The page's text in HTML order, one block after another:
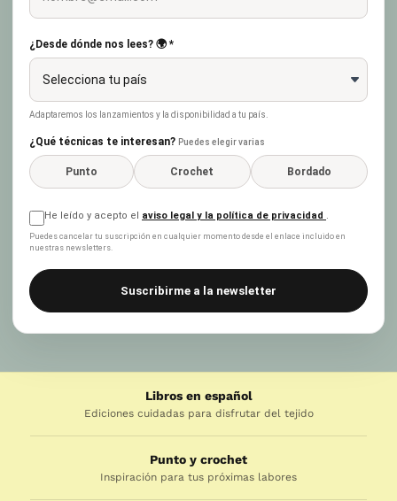
¿Desde dónde nos lees? 🌍 *
Adaptaremos los lanzamientos y la disponibilidad a tu país.
¿Qué técnicas te interesan? Puedes elegir varias
Punto Crochet Bordado
He leído y acepto el aviso legal y la política de privacidad .
Puedes cancelar tu suscripción en cualquier momento desde el enlace incluido en
nuestras newsletters.
Suscribirme a la newsletter
Libros en español
Ediciones cuidadas para disfrutar del tejido
Punto y crochet
Inspiración para tus próximas labores